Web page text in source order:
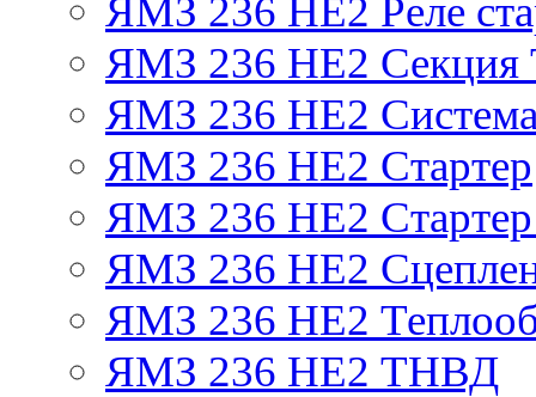
ЯМЗ 236 НЕ2 Реле
ЯМЗ 236 НЕ2
ЯМЗ 236 НЕ2
ЯМЗ 236 НЕ2 Стартер
ЯМЗ 236 НЕ2 Стартер
ЯМЗ 236 НЕ2
ЯМЗ 236 НЕ2
ЯМЗ 236 НЕ2 ТНВД